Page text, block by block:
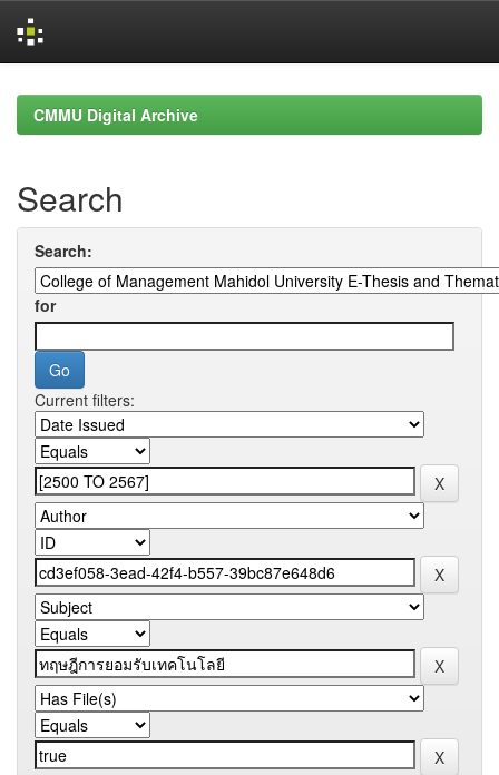
navigationCMMU Digital Archive
Search
Search:
for
Current filters: